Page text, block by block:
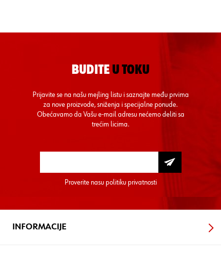
BUDITE U TOKU
Prijavite se na našu mejling listu i saznajte među prvima
za nove proizvode, sniženja i specijalne ponude.
Obećavamo da Vašu e-mail adresu nećemo deliti sa
trećim licima.
Proverite nasu politiku privatnosti
INFORMACIJE